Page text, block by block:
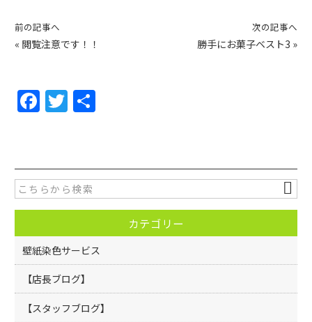
前の記事へ
« 閲覧注意です！！
次の記事へ
勝手にお菓子ベスト3 »
F
a
e
b
o
o
k
T
w
er
カテゴリー
壁紙染色サービス
【店長ブログ】
【スタッフブログ】